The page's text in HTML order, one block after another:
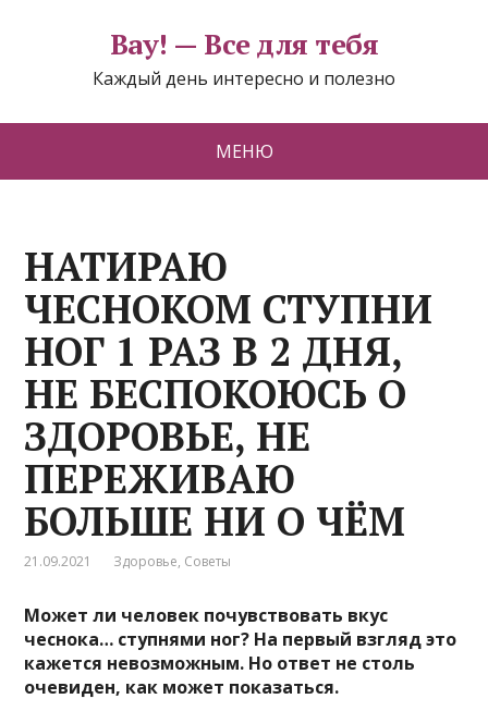
Вау! — Все для тебя
Каждый день интересно и полезно
МЕНЮ
НАТИРАЮ
ЧЕСНОКОМ СТУПНИ
НОГ 1 РАЗ В 2 ДНЯ,
НЕ БЕСПОКОЮСЬ О
ЗДОРОВЬЕ, НЕ
ПЕРЕЖИВАЮ
БОЛЬШЕ НИ О ЧЁМ
21.09.2021 Здоровье, Советы
Может ли человек почувствовать вкус
чеснока… ступнями ног? На первый взгляд это
кажется невозможным. Но ответ не столь
очевиден, как может показаться.